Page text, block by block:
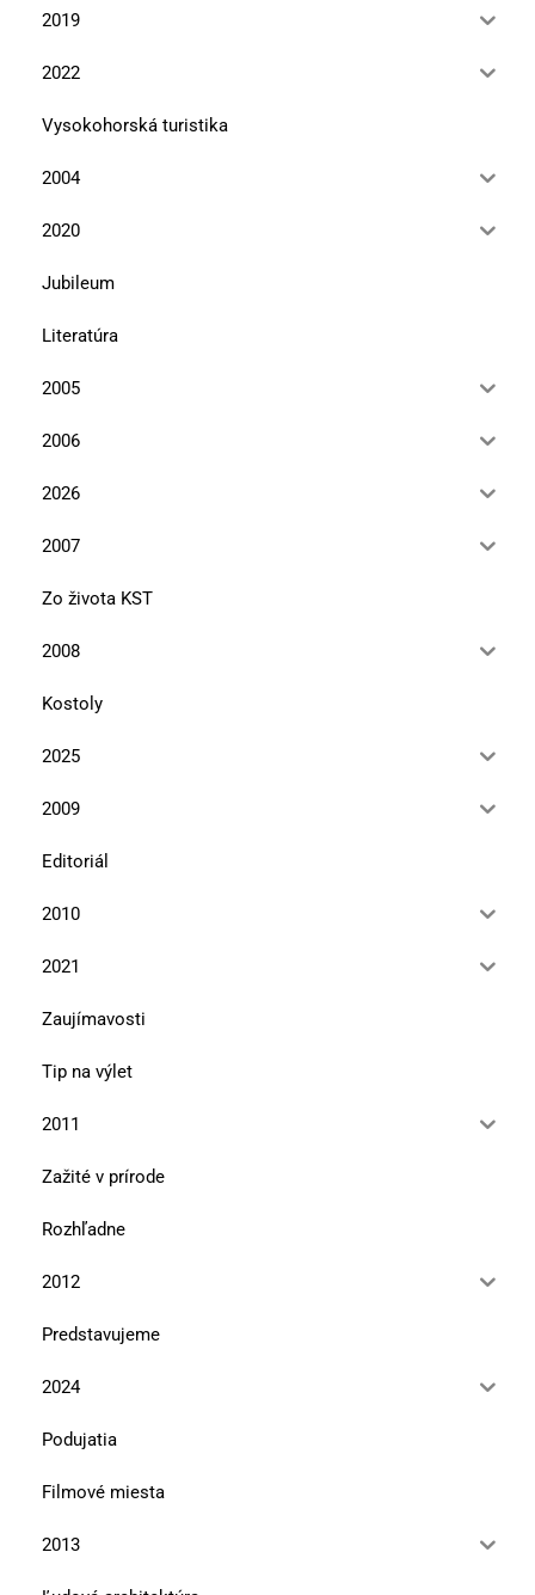
2019
2022
Vysokohorská turistika
2004
2020
Jubileum
Literatúra
2005
2006
2026
2007
Zo života KST
2008
Kostoly
2025
2009
Editoriál
2010
2021
Zaujímavosti
Tip na výlet
2011
Zažité v prírode
Rozhľadne
2012
Predstavujeme
2024
Podujatia
Filmové miesta
2013